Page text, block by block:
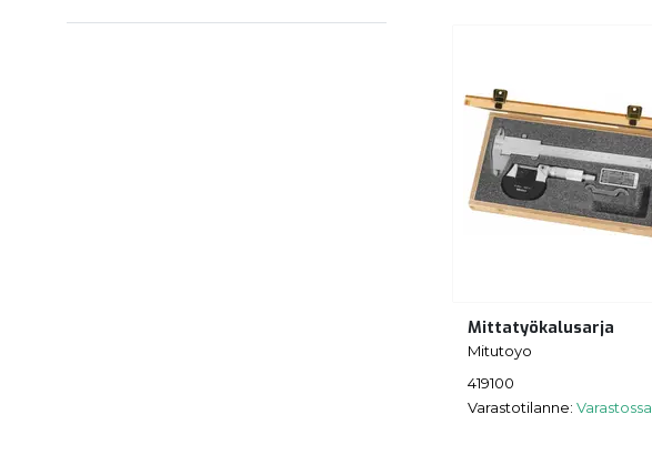
Mittatyökalusarja
Mitutoyo
419100
Varastotilanne: Varastossa